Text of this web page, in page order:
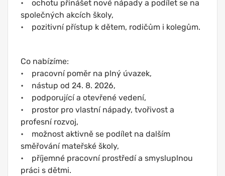
• ochotu přinášet nové nápady a podílet se na
společných akcích školy,
• pozitivní přístup k dětem, rodičům i kolegům.
Co nabízíme:
• pracovní poměr na plný úvazek,
• nástup od 24. 8. 2026,
• podporující a otevřené vedení,
• prostor pro vlastní nápady, tvořivost a
profesní rozvoj,
• možnost aktivně se podílet na dalším
směřování mateřské školy,
• příjemné pracovní prostředí a smysluplnou
práci s dětmi.